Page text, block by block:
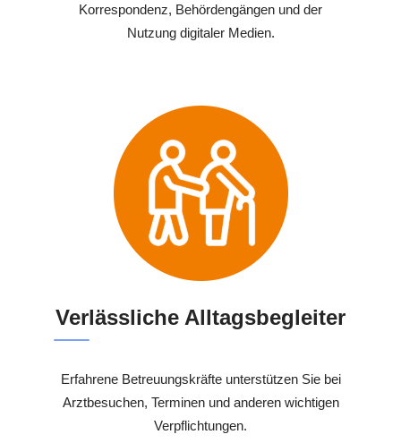
Korrespondenz, Behördengängen und der
Nutzung digitaler Medien.
Verlässliche Alltagsbegleiter
Erfahrene Betreuungskräfte unterstützen Sie bei
Arztbesuchen, Terminen und anderen wichtigen
Verpflichtungen.